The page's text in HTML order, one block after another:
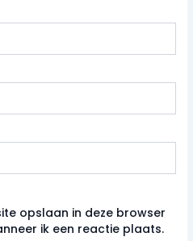
opslaan in deze browser
ik een reactie plaats.